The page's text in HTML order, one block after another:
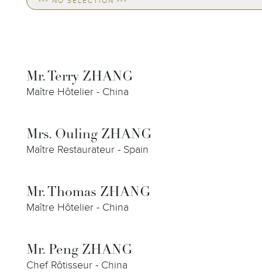
Mr. Terry ZHANG
Maître Hôtelier - China
Mrs. Ouling ZHANG
Maître Restaurateur - Spain
Mr. Thomas ZHANG
Maître Hôtelier - China
Mr. Peng ZHANG
Chef Rôtisseur - China